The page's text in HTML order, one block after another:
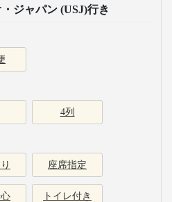
ジャパン (USJ)行き
4列
座席指定
トイレ付き